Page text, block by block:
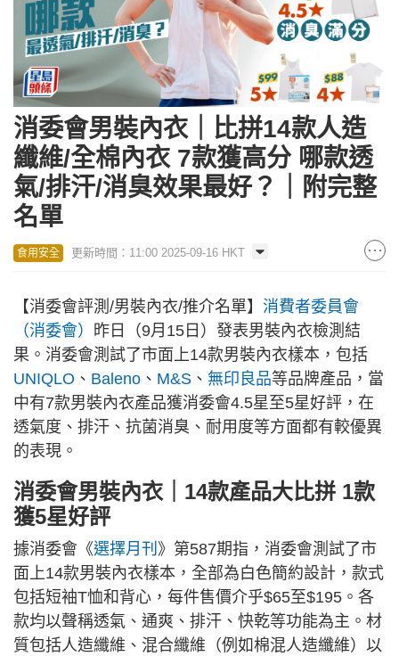
消委會男裝內衣｜比拼14款人造
纖維/全棉內衣 7款獲高分 哪款透
氣/排汗/消臭效果最好？｜附完整
名單
食用安全 更新時間：11:00 2025-09-16 HKT
【消委會評測/男裝內衣/推介名單】 消費者委員會
（消委會） 昨日（9月15日）發表男裝內衣檢測結
果。消委會測試了市面上14款男裝內衣樣本，包括
UNIQLO 、 Baleno 、 M&S 、 無印良品等品牌產品，當
中有7款男裝內衣產品獲消委會4.5星至5星好評，在
透氣度、排汗、抗菌消臭、耐用度等方面都有較優異
的表現。
消委會男裝內衣｜14款產品大比拼 1款
獲5星好評
據消委會《選擇月刊 》第587期指，消委會測試了市
面上14款男裝內衣樣本，全部為白色簡約設計，款式
包括短袖T恤和背心，每件售價介乎$65至$195。各
款均以聲稱透氣、通爽、排汗、快乾等功能為主。材
質包括人造纖維、混合纖維（例如棉混人造纖維）以